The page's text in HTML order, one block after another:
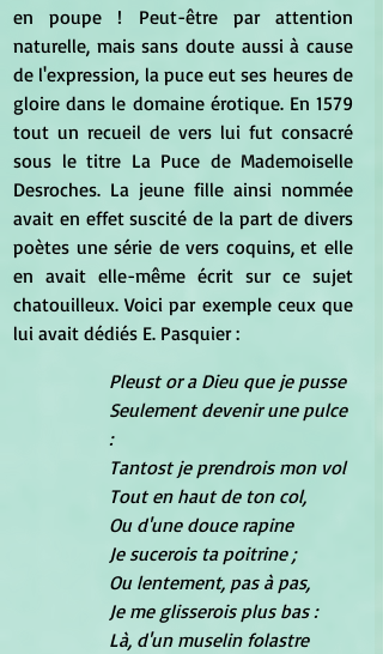
en poupe ! Peut-être par attention
naturelle, mais sans doute aussi à cause
de l'expression, la puce eut ses heures de
gloire dans le domaine érotique. En 1579
tout un recueil de vers lui fut consacré
sous le titre La Puce de Mademoiselle
Desroches. La jeune fille ainsi nommée
avait en effet suscité de la part de divers
poètes une série de vers coquins, et elle
en avait elle-même écrit sur ce sujet
chatouilleux. Voici par exemple ceux que
lui avait dédiés E. Pasquier :
Pleust or a Dieu que je pusse
Seulement devenir une pulce
:
Tantost je prendrois mon vol
Tout en haut de ton col,
Ou d'une douce rapine
Je sucerois ta poitrine ;
Ou lentement, pas à pas,
Je me glisserois plus bas :
Là, d'un muselin folastre